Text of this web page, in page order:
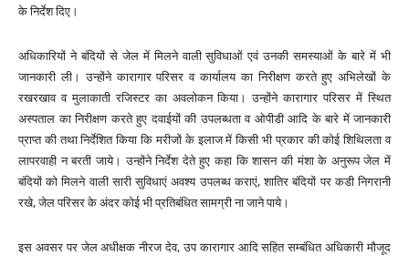
के निर्देश दिए।
अधिकारियों ने बंदियों से जेल में मिलने वाली सुविधाओं एवं उनकी समस्याओं के बारे में भी
जानकारी ली। उन्होंने कारागार परिसर व कार्यालय का निरीक्षण करते हुए अभिलेखों के
रखरखाव व मुलाकाती रजिस्टर का अवलोकन किया। उन्होंने कारागार परिसर में स्थित
अस्पताल का निरीक्षण करते हुए दवाईयों की उपलब्धता व ओपीडी आदि के बारे में जानकारी
प्राप्त की तथा निर्देशित किया कि मरीजों के इलाज में किसी भी प्रकार की कोई शिथिलता व
लापरवाही न बरती जाये। उन्होंने निर्देश देते हुए कहा कि शासन की मंशा के अनुरूप जेल में
बंदियों को मिलने वाली सारी सुविधाएं अवश्य उपलब्ध कराएं, शातिर बंदियों पर कडी निगरानी
रखे, जेल परिसर के अंदर कोई भी प्रतिबंधित सामग्री ना जाने पाये।
इस अवसर पर जेल अधीक्षक नीरज देव, उप कारागार आदि सहित सम्बंधित अधिकारी मौजूद